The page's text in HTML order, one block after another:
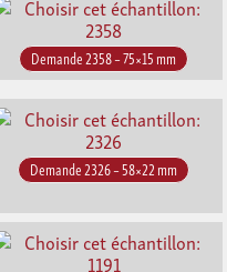
Demande 2358 – 75×15 mm
Demande 2326 – 58×22 mm